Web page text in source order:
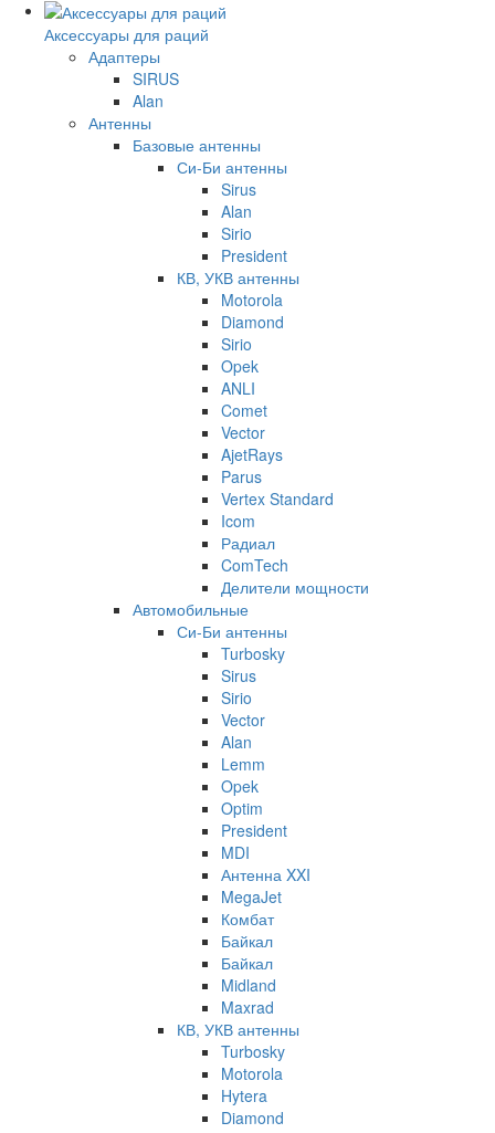
Аксессуары для раций
Адаптеры
SIRUS
Alan
Антенны
Базовые антенны
Си-Би антенны
Sirus
Alan
Sirio
President
КВ, УКВ антенны
Motorola
Diamond
Sirio
Opek
ANLI
Comet
Vector
AjetRays
Parus
Vertex Standard
Icom
Радиал
ComTech
Делители мощности
Автомобильные
Си-Би антенны
Turbosky
Sirus
Sirio
Vector
Alan
Lemm
Opek
Optim
President
MDI
Антенна XXI
MegaJet
Комбат
Байкал
Байкал
Midland
Maxrad
КВ, УКВ антенны
Turbosky
Motorola
Hytera
Diamond